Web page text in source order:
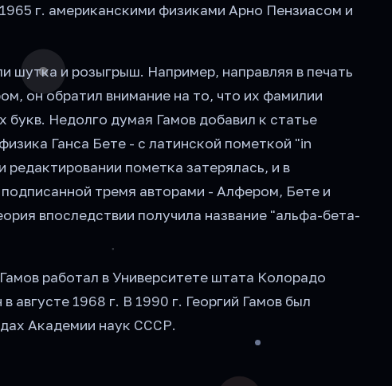
г. американскими физиками Арно Пензиасом и
шутка и розыгрыш. Например, направляя в печать
он обратил внимание на то, что их фамилии
букв. Недолго думая Гамов добавил к статье
Ганса Бете - с латинской пометкой "in
пометка затерялась, и в
подписанной тремя авторами - Алфером, Бете и
впоследствии получила название "альфа-бета-
работал в Университете штата Колорадо
августе 1968 г. В 1990 г. Георгий Гамов был
Академии наук СССР.